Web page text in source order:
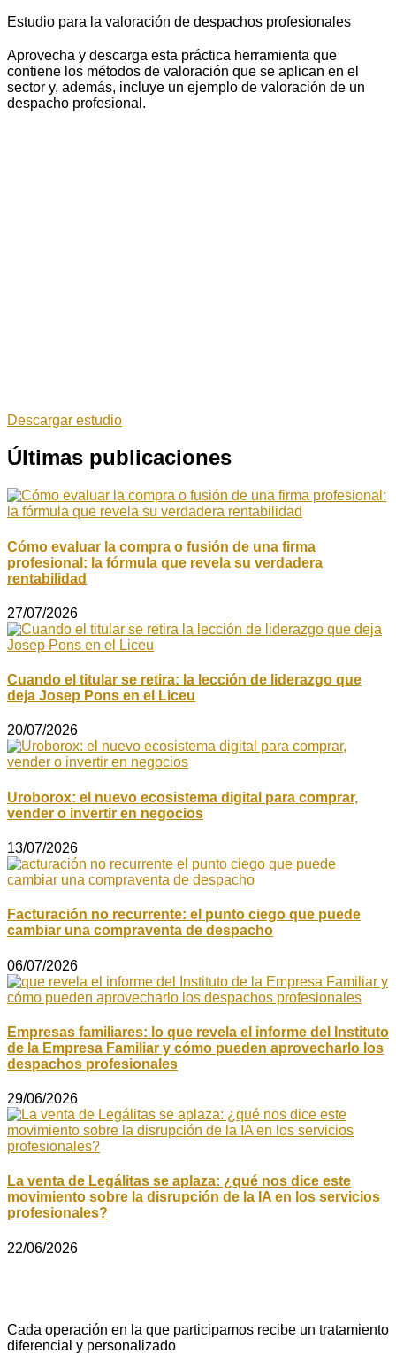
Estudio para la valoración de despachos profesionales
Aprovecha y descarga esta práctica herramienta que
contiene los métodos de valoración que se aplican en el
sector y, además, incluye un ejemplo de valoración de un
despacho profesional.
Descargar estudio
Últimas publicaciones
Cómo evaluar la compra o fusión de una firma
profesional: la fórmula que revela su verdadera
rentabilidad
27/07/2026
Cuando el titular se retira: la lección de liderazgo que
deja Josep Pons en el Liceu
20/07/2026
Uroborox: el nuevo ecosistema digital para comprar,
vender o invertir en negocios
13/07/2026
Facturación no recurrente: el punto ciego que puede
cambiar una compraventa de despacho
06/07/2026
Empresas familiares: lo que revela el informe del Instituto
de la Empresa Familiar y cómo pueden aprovecharlo los
despachos profesionales
29/06/2026
La venta de Legálitas se aplaza: ¿qué nos dice este
movimiento sobre la disrupción de la IA en los servicios
profesionales?
22/06/2026
Cada operación en la que participamos recibe un tratamiento
diferencial y personalizado